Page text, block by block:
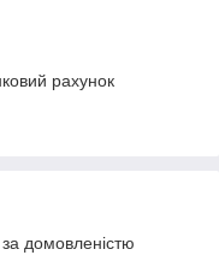
рахунок
домовленістю